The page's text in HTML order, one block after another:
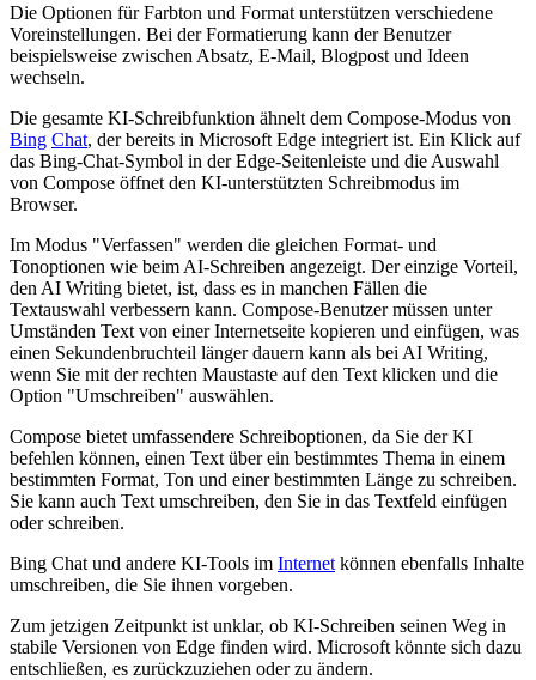
Die Optionen für Farbton und Format unterstützen verschiedene
Voreinstellungen. Bei der Formatierung kann der Benutzer
beispielsweise zwischen Absatz, E-Mail, Blogpost und Ideen
wechseln.
Die gesamte KI-Schreibfunktion ähnelt dem Compose-Modus von
Bing Chat, der bereits in Microsoft Edge integriert ist. Ein Klick auf
das Bing-Chat-Symbol in der Edge-Seitenleiste und die Auswahl
von Compose öffnet den KI-unterstützten Schreibmodus im
Browser.
Im Modus "Verfassen" werden die gleichen Format- und
Tonoptionen wie beim AI-Schreiben angezeigt. Der einzige Vorteil,
den AI Writing bietet, ist, dass es in manchen Fällen die
Textauswahl verbessern kann. Compose-Benutzer müssen unter
Umständen Text von einer Internetseite kopieren und einfügen, was
einen Sekundenbruchteil länger dauern kann als bei AI Writing,
wenn Sie mit der rechten Maustaste auf den Text klicken und die
Option "Umschreiben" auswählen.
Compose bietet umfassendere Schreiboptionen, da Sie der KI
befehlen können, einen Text über ein bestimmtes Thema in einem
bestimmten Format, Ton und einer bestimmten Länge zu schreiben.
Sie kann auch Text umschreiben, den Sie in das Textfeld einfügen
oder schreiben.
Bing Chat und andere KI-Tools im Internet können ebenfalls Inhalte
umschreiben, die Sie ihnen vorgeben.
Zum jetzigen Zeitpunkt ist unklar, ob KI-Schreiben seinen Weg in
stabile Versionen von Edge finden wird. Microsoft könnte sich dazu
entschließen, es zurückzuziehen oder zu ändern.